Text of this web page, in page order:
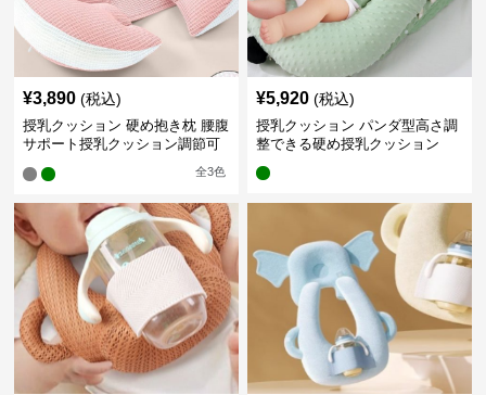
¥3,890 (税込)
授乳クッション 硬め抱き枕 腰腹
サポート授乳クッション調節可
全3色
¥5,920 (税込)
授乳クッション パンダ型高さ調
整できる硬め授乳クッション